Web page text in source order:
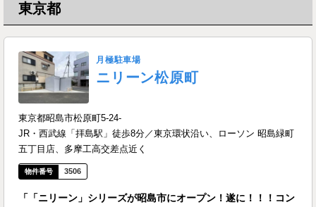
東京都
月極駐車場
ニリーン松原町
東京都昭島市松原町5-24-
JR・西武線「拝島駅」徒歩8分／東京環状沿い、ローソン 昭島緑町
五丁目店、多摩工高交差点近く
3506
「「ニリーン」シリーズが昭島市にオープン！遂に！！！コン